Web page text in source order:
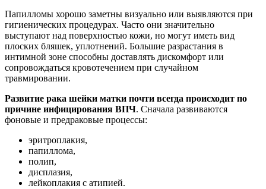
Папилломы хорошо заметны визуально или выявляются при
гигиенических процедурах. Часто они значительно
выступают над поверхностью кожи, но могут иметь вид
плоских бляшек, уплотнений. Большие разрастания в
интимной зоне способны доставлять дискомфорт или
сопровождаться кровотечением при случайном
травмировании.
Развитие рака шейки матки почти всегда происходит по
причине инфицирования ВПЧ. Сначала развиваются
фоновые и предраковые процессы:
эритроплакия,
папиллома,
полип,
дисплазия,
лейкоплакия с атипией.